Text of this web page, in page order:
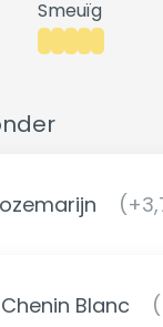
Smeuïg
Blanc